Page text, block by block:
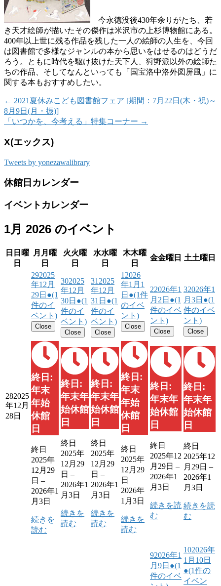
今永徳没後430年余りがたち、若
き天才絵師が描いたその傑作は米沢市の上杉博物館にある。
400年以上世に残る作品を残した一人の絵師の人生を、今回
は図書館で多様なジャンルの本から思いをはせるのはどうだ
ろう。ともに時代を駆け抜けた天下人、狩野派以外の絵師た
ちの作品、そしてなんといっても「国宝洛中洛外図屏風」に
関する本もおすすめしたい。
← 2021夏休みこども図書館フェア [期間：7月22日(木・祝)～
8月9日(月・振)]
「いつかを、今考える」特集コーナー →
X(エックス)
Tweets by yonezawalibrary
休館日カレンダー
イベントカレンダー
1月 2026 のイベント
日 日曜
日
月 月曜
日
火火曜
日
水水曜
日
木木曜
日
金金曜日 土土曜日
282025
年12月
28日
292025
年12月
29日 ●(1
件のイ
ベント)
Close
終日:
年末
年始
休館
日
終日
2025年
12月29
日 –
2026年1
月3日
続きを
読む
302025
年12月
30日 ●(1
件のイ
ベント)
Close
終日:
年末年
始休館
日
終日
2025年
12月29
日 –
2026年1
月3日
続きを
読む
312025
年12月
31日 ●(1
件のイ
ベント)
Close
終日:
年末年
始休館
日
終日
2025年
12月29
日 –
2026年1
月3日
続きを
読む
12026
年1月1
日 ●(1件
のイベ
ント)
Close
終日:
年末
年始
休館
日
終日
2025年
12月29
日 –
2026年
1月3日
続きを
読む
22026年1
月2日 ●(1
件のイベ
ント)
Close
終日:
年末年
始休館
日
終日
2025年12
月29日 –
2026年1
月3日
続きを読
む
32026年1
月3日 ●(1
件のイベ
ント)
Close
終日:
年末年
始休館
日
終日
2025年12
月29日 –
2026年1
月3日
続きを読
む
92026年1
月9日 ●(1
件のイベ
102026年
1月10日
●(1件の
イベン